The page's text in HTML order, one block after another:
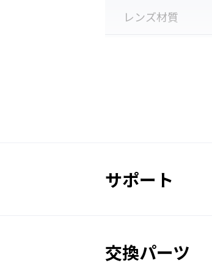
伸縮劣化が少ない
性が良いYCPクリ
レンズ材質
サポート
交換パーツ